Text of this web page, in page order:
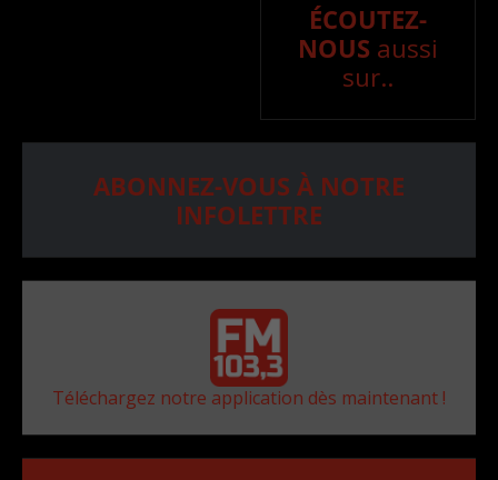
ÉCOUTEZ-
NOUS aussi
sur..
ABONNEZ-VOUS À NOTRE
INFOLETTRE
Téléchargez notre application dès maintenant !